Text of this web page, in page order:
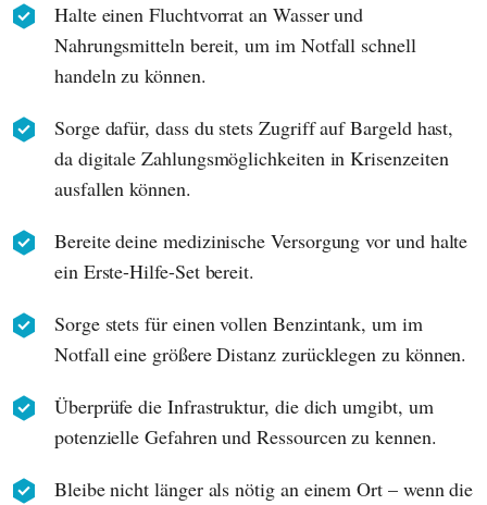
Halte einen Fluchtvorrat an Wasser und
Nahrungsmitteln bereit, um im Notfall schnell
handeln zu können.
Sorge dafür, dass du stets Zugriff auf Bargeld hast,
da digitale Zahlungsmöglichkeiten in Krisenzeiten
ausfallen können.
Bereite deine medizinische Versorgung vor und halte
ein Erste-Hilfe-Set bereit.
Sorge stets für einen vollen Benzintank, um im
Notfall eine größere Distanz zurücklegen zu können.
Überprüfe die Infrastruktur, die dich umgibt, um
potenzielle Gefahren und Ressourcen zu kennen.
Bleibe nicht länger als nötig an einem Ort – wenn die